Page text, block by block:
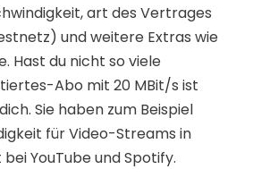
art des Vertrages
und weitere Extras wie
Hast du nicht so viele
Abo mit 20 MBit/s ist
Sie haben zum Beispiel
für Video-Streams in
YouTube und Spotify.